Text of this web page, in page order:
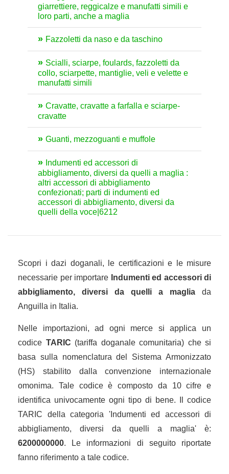
giarrettiere, reggicalze e manufatti simili e
loro parti, anche a maglia
Fazzoletti da naso e da taschino
Scialli, sciarpe, foulards, fazzoletti da
collo, sciarpette, mantiglie, veli e velette e
manufatti simili
Cravatte, cravatte a farfalla e sciarpe-
cravatte
Guanti, mezzoguanti e muffole
Indumenti ed accessori di
abbigliamento, diversi da quelli a maglia :
altri accessori di abbigliamento
confezionati; parti di indumenti ed
accessori di abbigliamento, diversi da
quelli della voce|6212
Scopri i dazi doganali, le certificazioni e le misure
necessarie per importare Indumenti ed accessori di
abbigliamento, diversi da quelli a maglia da
Anguilla in Italia.
Nelle importazioni, ad ogni merce si applica un
codice TARIC (tariffa doganale comunitaria) che si
basa sulla nomenclatura del Sistema Armonizzato
(HS) stabilito dalla convenzione internazionale
omonima. Tale codice è composto da 10 cifre e
identifica univocamente ogni tipo di bene. Il codice
TARIC della categoria 'Indumenti ed accessori di
abbigliamento, diversi da quelli a maglia' è:
6200000000. Le informazioni di seguito riportate
fanno riferimento a tale codice.